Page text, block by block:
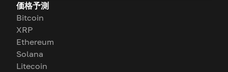
価格予測
Bitcoin
XRP
Ethereum
Solana
Litecoin